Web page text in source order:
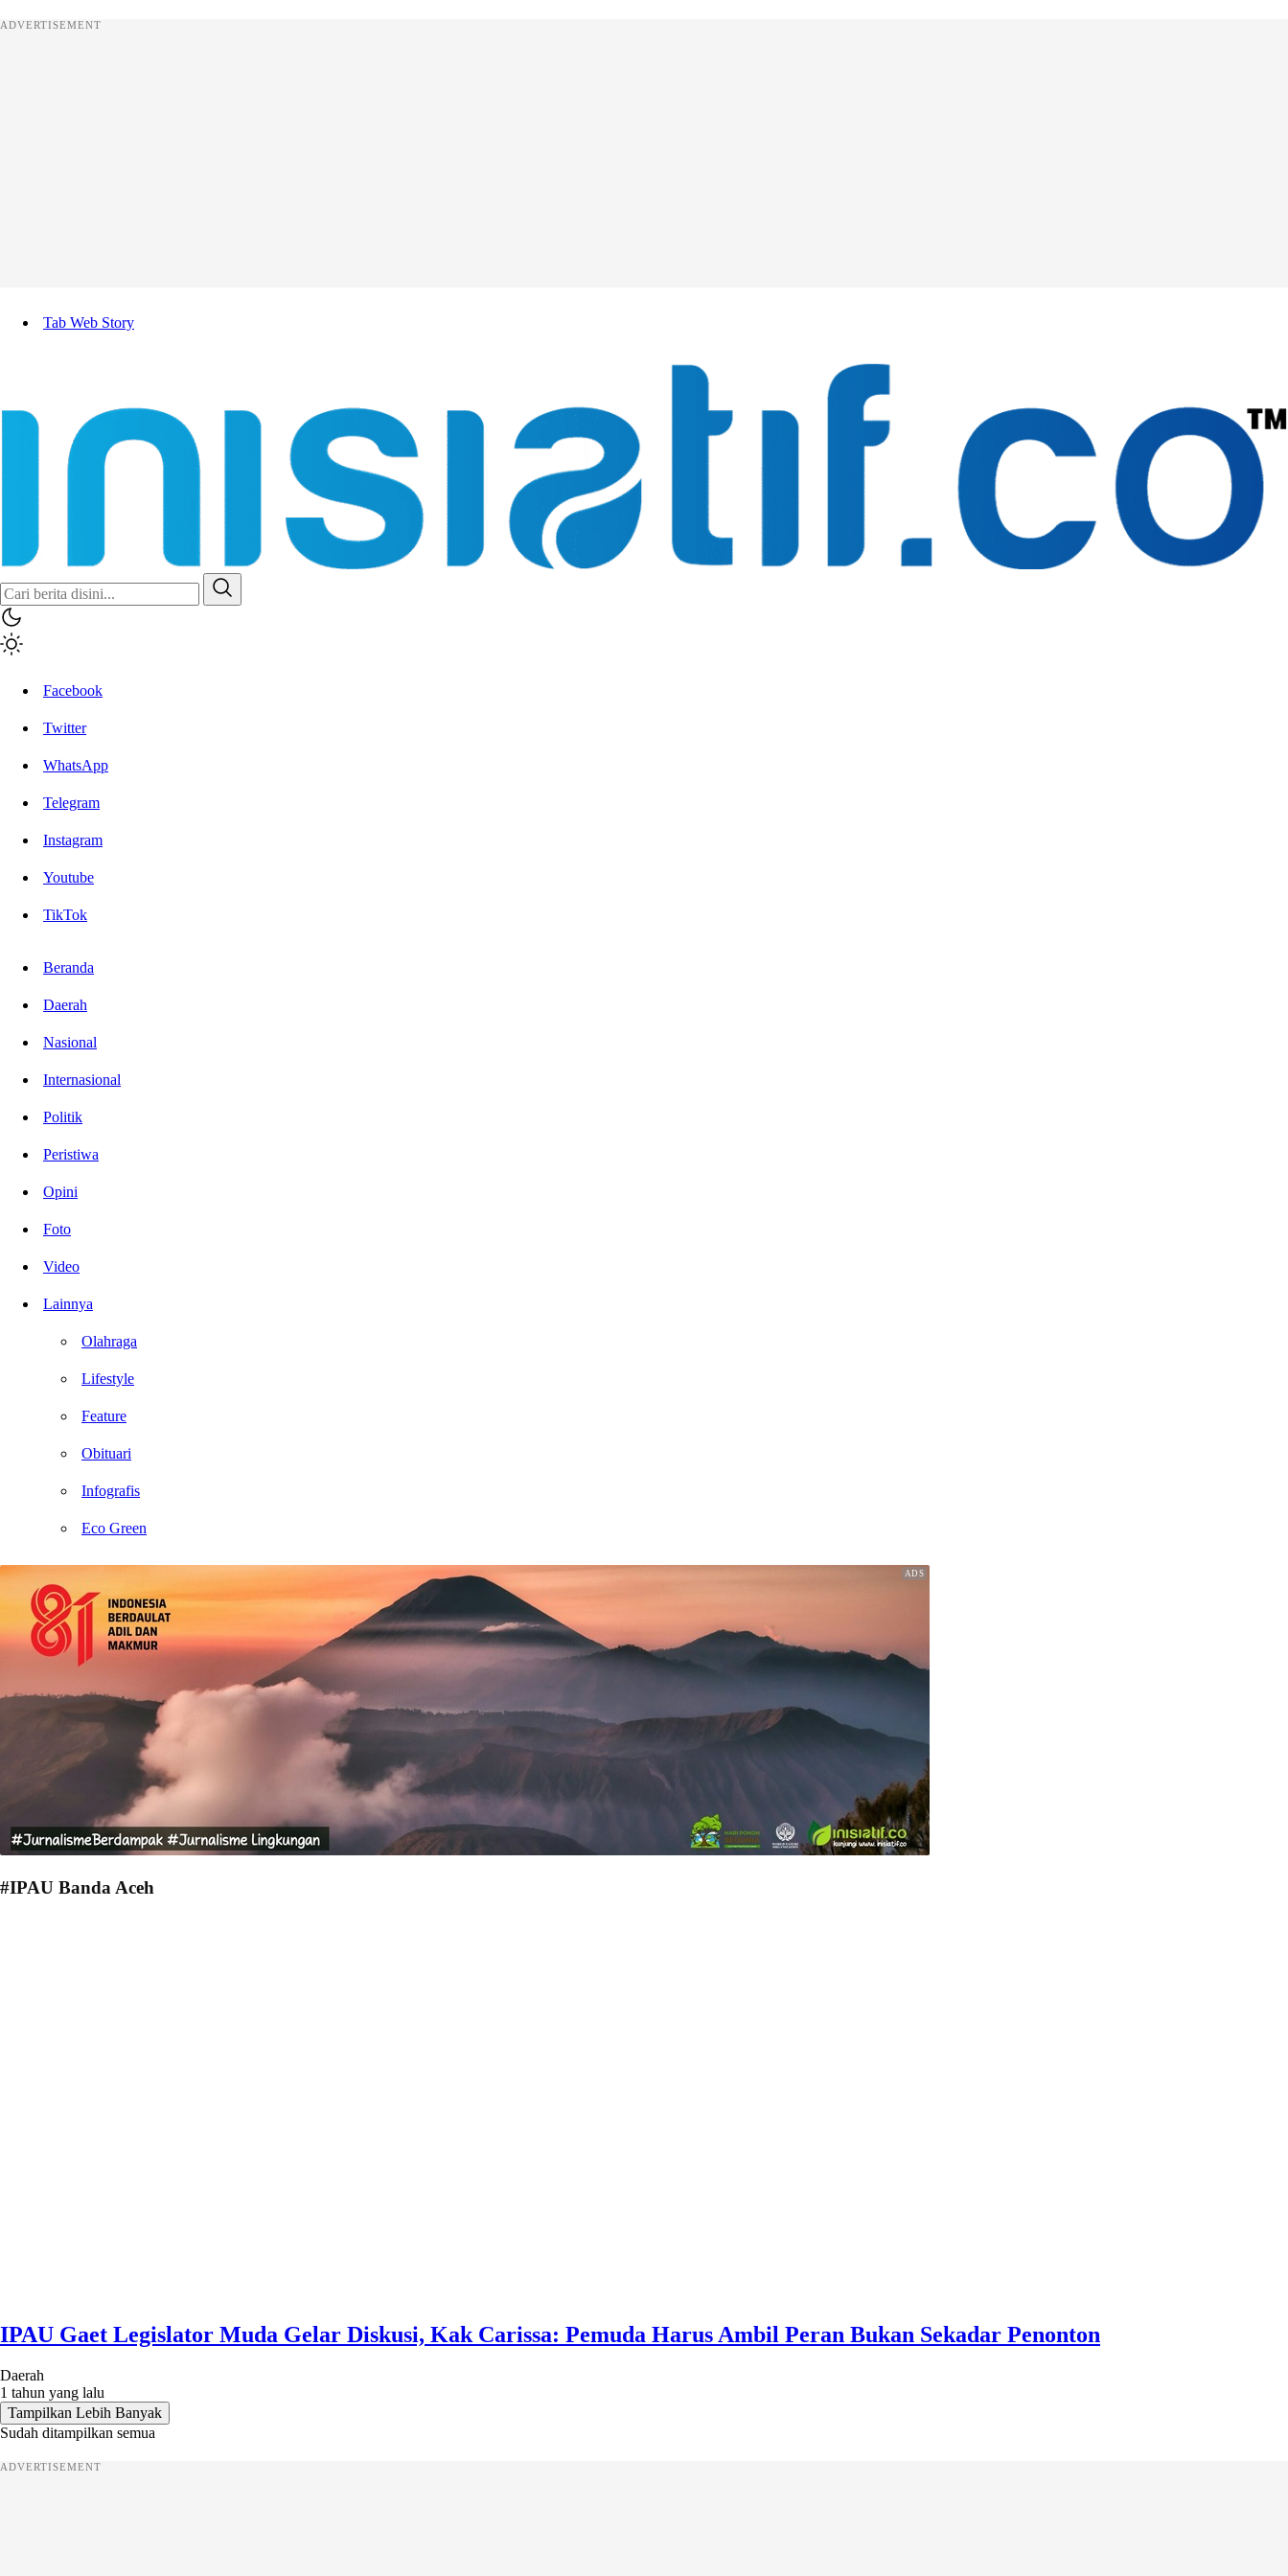
ADVERTISEMENT
Tab Web Story
Inisiatif.co
Stay Connected Stay Informed
Facebook
Twitter
WhatsApp
Telegram
Instagram
Youtube
TikTok
Beranda
Daerah
Nasional
Internasional
Politik
Peristiwa
Opini
Foto
Video
Lainnya
Olahraga
Lifestyle
Feature
Obituari
Infografis
Eco Green
#IPAU Banda Aceh
IPAU Gaet Legislator Muda Gelar Diskusi, Kak Carissa: Pemuda Harus Ambil Peran Bukan Sekadar Penonton
Daerah
1 tahun yang lalu
Tampilkan Lebih Banyak
Sudah ditampilkan semua
ADVERTISEMENT